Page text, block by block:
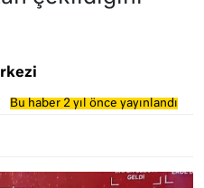
Bu haber 2 yıl önce yayınlandı